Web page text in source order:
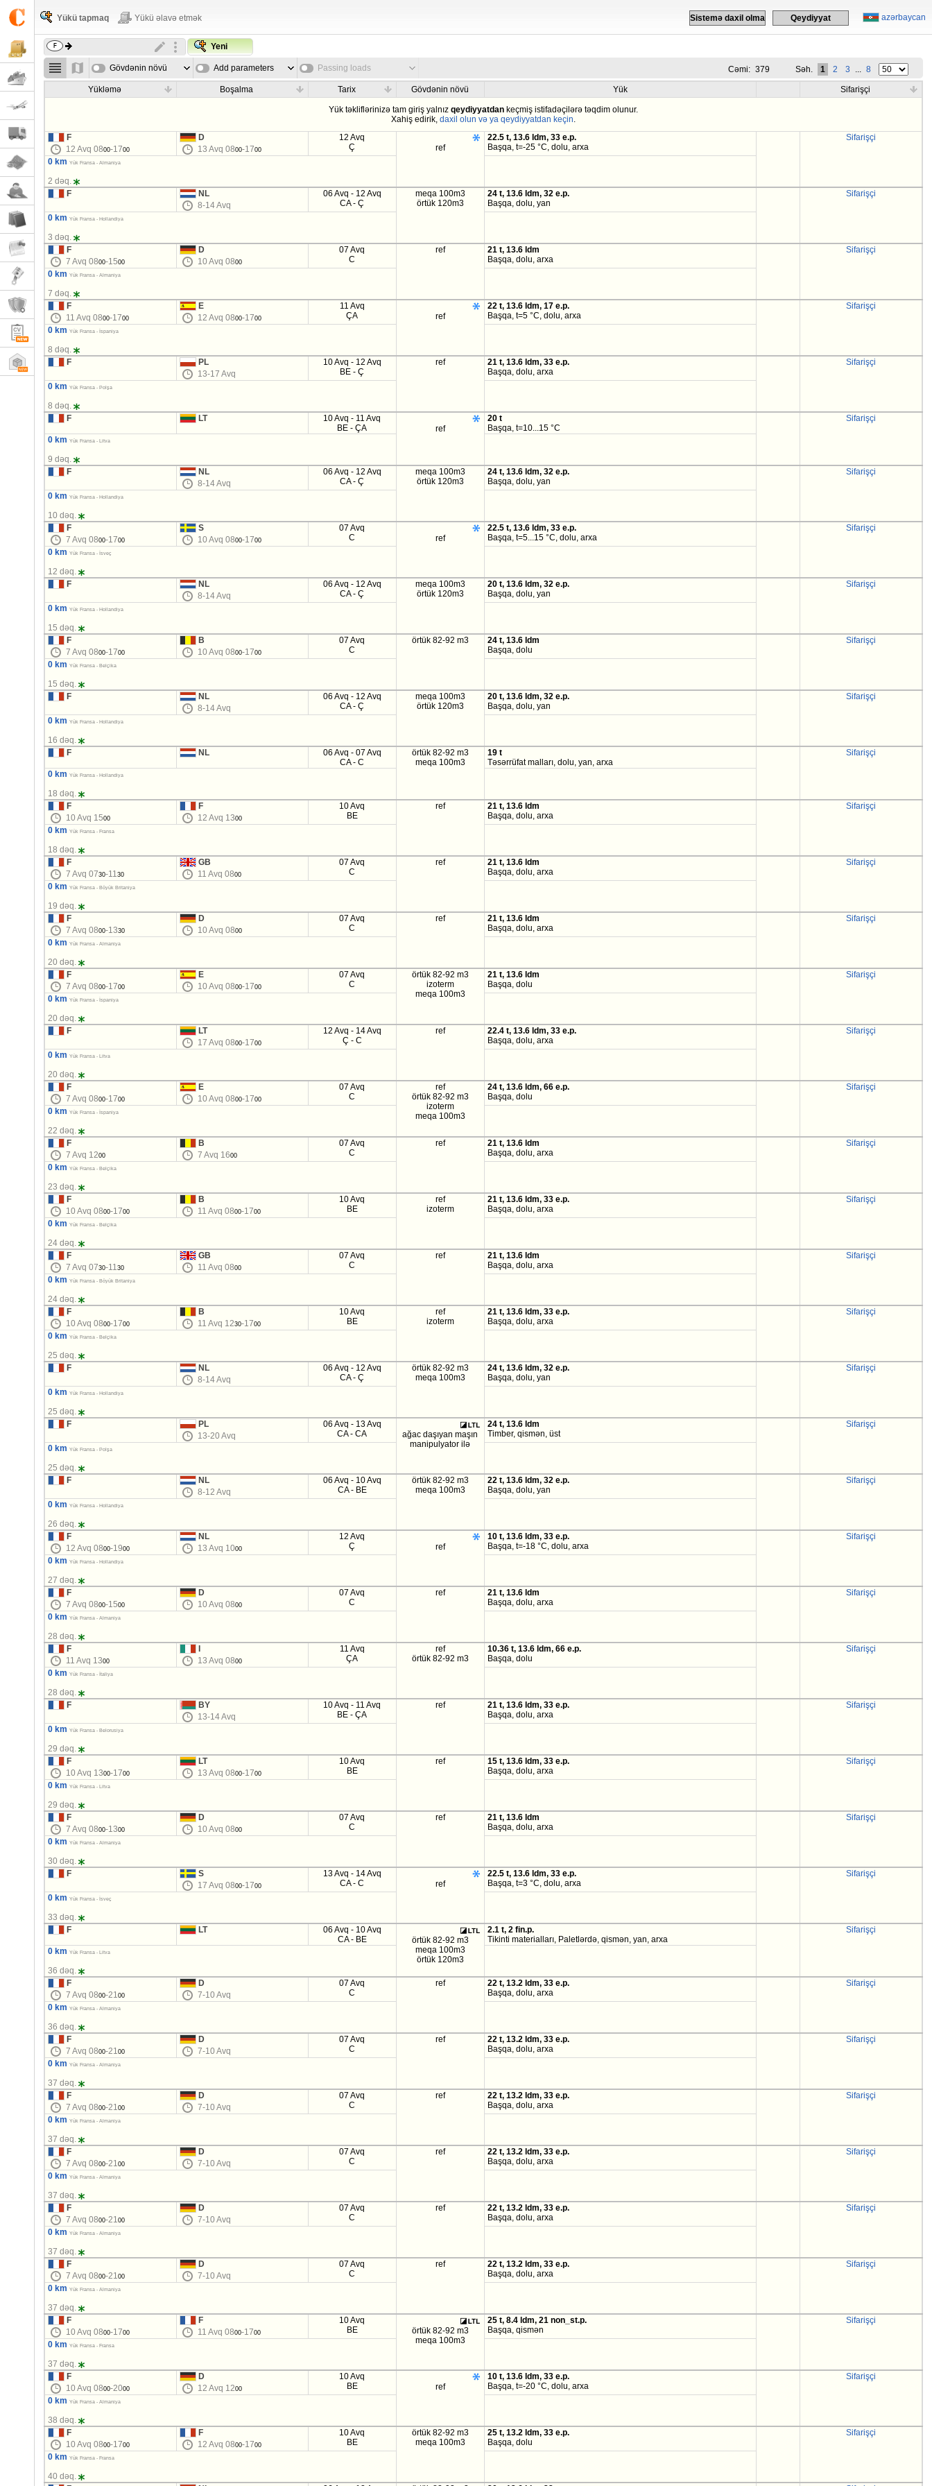
azərbaycan
Sistemə daxil olma Qeydiyyat
Yükü tapmaq Yükü əlavə etmək
Yeni
Gövdənin növü Add parameters Passing loads Cəmi: 379 Səh. 1 2 3 ... 8
Yükləmə Boşalma Tarix Gövdənin növü Yük Sifarişçi
Yük təkliflərinizə tam giriş yalnız qeydiyyatdankeçmiş istifadəçilərə təqdim olunur.
Xahiş edirik, daxil olun və ya qeydiyyatdan keçin.
F
12 Avq 0800-1700
D
13 Avq 0800-1700
12 Avq
Ç
ref
22.5 t, 13.6 ldm, 33 e.p.
Başqa, t=-25 °C, dolu, arxa
Sifarişçi
0 km Yük Fransa - Almaniya
2 dəq.
F
NL
8-14 Avq
06 Avq - 12 Avq
CA - Ç
meqa 100m3
örtük 120m3
24 t, 13.6 ldm, 32 e.p.
Başqa, dolu, yan
Sifarişçi
0 km Yük Fransa - Hollandiya
3 dəq.
F
7 Avq 0800-1500
D
10 Avq 0800
07 Avq
C
ref
21 t, 13.6 ldm
Başqa, dolu, arxa
Sifarişçi
0 km Yük Fransa - Almaniya
7 dəq.
F
11 Avq 0800-1700
E
12 Avq 0800-1700
11 Avq
ÇA
ref
22 t, 13.6 ldm, 17 e.p.
Başqa, t=5 °C, dolu, arxa
Sifarişçi
0 km Yük Fransa - İspaniya
8 dəq.
F
PL
13-17 Avq
10 Avq - 12 Avq
BE - Ç
ref
21 t, 13.6 ldm, 33 e.p.
Başqa, dolu, arxa
Sifarişçi
0 km Yük Fransa - Polşa
8 dəq.
F
LT
10 Avq - 11 Avq
BE - ÇA
ref
20 t
Başqa, t=10...15 °C
Sifarişçi
0 km Yük Fransa - Litva
9 dəq.
F
NL
8-14 Avq
06 Avq - 12 Avq
CA - Ç
meqa 100m3
örtük 120m3
24 t, 13.6 ldm, 32 e.p.
Başqa, dolu, yan
Sifarişçi
0 km Yük Fransa - Hollandiya
10 dəq.
F
7 Avq 0800-1700
S
10 Avq 0800-1700
07 Avq
C
ref
22.5 t, 13.6 ldm, 33 e.p.
Başqa, t=5...15 °C, dolu, arxa
Sifarişçi
0 km Yük Fransa - İsveç
12 dəq.
F
NL
8-14 Avq
06 Avq - 12 Avq
CA - Ç
meqa 100m3
örtük 120m3
20 t, 13.6 ldm, 32 e.p.
Başqa, dolu, yan
Sifarişçi
0 km Yük Fransa - Hollandiya
15 dəq.
F
7 Avq 0800-1700
B
10 Avq 0800-1700
07 Avq
C
örtük 82-92 m3
24 t, 13.6 ldm
Başqa, dolu
Sifarişçi
0 km Yük Fransa - Belçika
15 dəq.
F
NL
8-14 Avq
06 Avq - 12 Avq
CA - Ç
meqa 100m3
örtük 120m3
20 t, 13.6 ldm, 32 e.p.
Başqa, dolu, yan
Sifarişçi
0 km Yük Fransa - Hollandiya
16 dəq.
F
NL
06 Avq - 07 Avq
CA - C
örtük 82-92 m3
meqa 100m3
19 t
Təsərrüfat malları, dolu, yan, arxa
Sifarişçi
0 km Yük Fransa - Hollandiya
18 dəq.
F
10 Avq 1500
F
12 Avq 1300
10 Avq
BE
ref
21 t, 13.6 ldm
Başqa, dolu, arxa
Sifarişçi
0 km Yük Fransa - Fransa
18 dəq.
F
7 Avq 0730-1130
GB
11 Avq 0800
07 Avq
C
ref
21 t, 13.6 ldm
Başqa, dolu, arxa
Sifarişçi
0 km Yük Fransa - Böyük Britaniya
19 dəq.
F
7 Avq 0800-1330
D
10 Avq 0800
07 Avq
C
ref
21 t, 13.6 ldm
Başqa, dolu, arxa
Sifarişçi
0 km Yük Fransa - Almaniya
20 dəq.
F
7 Avq 0800-1700
E
10 Avq 0800-1700
07 Avq
C
örtük 82-92 m3
izoterm
meqa 100m3
21 t, 13.6 ldm
Başqa, dolu
Sifarişçi
0 km Yük Fransa - İspaniya
20 dəq.
F
LT
17 Avq 0800-1700
12 Avq - 14 Avq
Ç - C
ref
22.4 t, 13.6 ldm, 33 e.p.
Başqa, dolu, arxa
Sifarişçi
0 km Yük Fransa - Litva
20 dəq.
F
7 Avq 0800-1700
E
10 Avq 0800-1700
07 Avq
C
ref
örtük 82-92 m3
izoterm
meqa 100m3
24 t, 13.6 ldm, 66 e.p.
Başqa, dolu
Sifarişçi
0 km Yük Fransa - İspaniya
22 dəq.
F
7 Avq 1200
B
7 Avq 1600
07 Avq
C
ref
21 t, 13.6 ldm
Başqa, dolu, arxa
Sifarişçi
0 km Yük Fransa - Belçika
23 dəq.
F
10 Avq 0800-1700
B
11 Avq 0800-1700
10 Avq
BE
ref
izoterm
21 t, 13.6 ldm, 33 e.p.
Başqa, dolu, arxa
Sifarişçi
0 km Yük Fransa - Belçika
24 dəq.
F
7 Avq 0730-1130
GB
11 Avq 0800
07 Avq
C
ref
21 t, 13.6 ldm
Başqa, dolu, arxa
Sifarişçi
0 km Yük Fransa - Böyük Britaniya
24 dəq.
F
10 Avq 0800-1700
B
11 Avq 1230-1700
10 Avq
BE
ref
izoterm
21 t, 13.6 ldm, 33 e.p.
Başqa, dolu, arxa
Sifarişçi
0 km Yük Fransa - Belçika
25 dəq.
F
NL
8-14 Avq
06 Avq - 12 Avq
CA - Ç
örtük 82-92 m3
meqa 100m3
24 t, 13.6 ldm, 32 e.p.
Başqa, dolu, yan
Sifarişçi
0 km Yük Fransa - Hollandiya
25 dəq.
F
PL
13-20 Avq
06 Avq - 13 Avq
CA - CA
ağac daşıyan maşın
manipulyator ilə
24 t, 13.6 ldm
Timber, qismən, üst
Sifarişçi
0 km Yük Fransa - Polşa
25 dəq.
F
NL
8-12 Avq
06 Avq - 10 Avq
CA - BE
örtük 82-92 m3
meqa 100m3
22 t, 13.6 ldm, 32 e.p.
Başqa, dolu, yan
Sifarişçi
0 km Yük Fransa - Hollandiya
26 dəq.
F
12 Avq 0800-1900
NL
13 Avq 1000
12 Avq
Ç
ref
10 t, 13.6 ldm, 33 e.p.
Başqa, t=-18 °C, dolu, arxa
Sifarişçi
0 km Yük Fransa - Hollandiya
27 dəq.
F
7 Avq 0800-1500
D
10 Avq 0800
07 Avq
C
ref
21 t, 13.6 ldm
Başqa, dolu, arxa
Sifarişçi
0 km Yük Fransa - Almaniya
28 dəq.
F
11 Avq 1300
13 Avq 0800
11 Avq
ÇA
ref
örtük 82-92 m3
10.36 t, 13.6 ldm, 66 e.p.
Başqa, dolu
Sifarişçi
0 km Yük Fransa - İtaliya
28 dəq.
F
BY
13-14 Avq
10 Avq - 11 Avq
BE - ÇA
ref
21 t, 13.6 ldm, 33 e.p.
Başqa, dolu, arxa
Sifarişçi
0 km Yük Fransa - Belorusiya
29 dəq.
F
10 Avq 1300-1700
LT
13 Avq 0800-1700
10 Avq
BE
ref
15 t, 13.6 ldm, 33 e.p.
Başqa, dolu, arxa
Sifarişçi
0 km Yük Fransa - Litva
29 dəq.
F
7 Avq 0800-1300
D
10 Avq 0800
07 Avq
C
ref
21 t, 13.6 ldm
Başqa, dolu, arxa
Sifarişçi
0 km Yük Fransa - Almaniya
30 dəq.
F
S
17 Avq 0800-1700
13 Avq - 14 Avq
CA - C
ref
22.5 t, 13.6 ldm, 33 e.p.
Başqa, t=3 °C, dolu, arxa
Sifarişçi
0 km Yük Fransa - İsveç
33 dəq.
F
LT
06 Avq - 10 Avq
CA - BE
örtük 82-92 m3
meqa 100m3
örtük 120m3
2.1 t, 2 fin.p.
Tikinti materialları, Paletlərdə, qismən, yan, arxa
Sifarişçi
0 km Yük Fransa - Litva
36 dəq.
F
7 Avq 0800-2100
D
7-10 Avq
07 Avq
C
ref
22 t, 13.2 ldm, 33 e.p.
Başqa, dolu, arxa
Sifarişçi
0 km Yük Fransa - Almaniya
36 dəq.
F
7 Avq 0800-2100
D
7-10 Avq
07 Avq
C
ref
22 t, 13.2 ldm, 33 e.p.
Başqa, dolu, arxa
Sifarişçi
0 km Yük Fransa - Almaniya
37 dəq.
F
7 Avq 0800-2100
D
7-10 Avq
07 Avq
C
ref
22 t, 13.2 ldm, 33 e.p.
Başqa, dolu, arxa
Sifarişçi
0 km Yük Fransa - Almaniya
37 dəq.
F
7 Avq 0800-2100
D
7-10 Avq
07 Avq
C
ref
22 t, 13.2 ldm, 33 e.p.
Başqa, dolu, arxa
Sifarişçi
0 km Yük Fransa - Almaniya
37 dəq.
F
7 Avq 0800-2100
D
7-10 Avq
07 Avq
C
ref
22 t, 13.2 ldm, 33 e.p.
Başqa, dolu, arxa
Sifarişçi
0 km Yük Fransa - Almaniya
37 dəq.
F
7 Avq 0800-2100
D
7-10 Avq
07 Avq
C
ref
22 t, 13.2 ldm, 33 e.p.
Başqa, dolu, arxa
Sifarişçi
0 km Yük Fransa - Almaniya
37 dəq.
F
10 Avq 0800-1700
F
11 Avq 0800-1700
10 Avq
BE
örtük 82-92 m3
meqa 100m3
25 t, 8.4 ldm, 21 non_st.p.
Başqa, qismən
Sifarişçi
0 km Yük Fransa - Fransa
37 dəq.
F
10 Avq 0800-2000
D
12 Avq 1200
10 Avq
BE
ref
10 t, 13.6 ldm, 33 e.p.
Başqa, t=-20 °C, dolu, arxa
Sifarişçi
0 km Yük Fransa - Almaniya
38 dəq.
F
10 Avq 0800-1700
F
12 Avq 0800-1700
10 Avq
BE
örtük 82-92 m3
meqa 100m3
25 t, 13.2 ldm, 33 e.p.
Başqa, dolu
Sifarişçi
0 km Yük Fransa - Fransa
40 dəq.